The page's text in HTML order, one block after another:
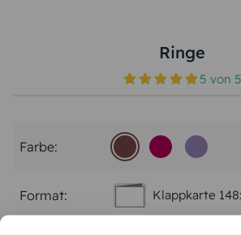
Ringe
5 von 5
Farbe:
Format: Klappkarte